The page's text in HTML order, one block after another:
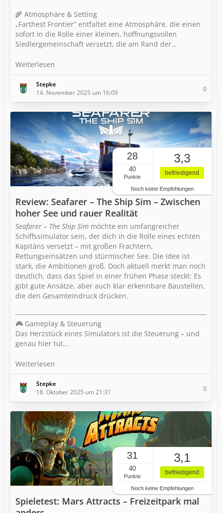
🌾 Atmosphäre & Setting
„Farthest Frontier“ entfaltet eine Atmosphäre, die einen
sofort in die Rolle einer kleinen, hoffnungsvollen
Siedlergemeinschaft versetzt, die am Rand der…
Weiterlesen
Stepke
14. November 2025 um 16:09
0
28
40
Punkte
3,3
befriedigend
Noch keine Empfehlungen
Review: Seafarer – The Ship Sim – Zwischen
hoher See und rauer Realität
Seafarer – The Ship Sim möchte ein umfangreicher
Schiffssimulator sein, der dich in die Rolle eines echten
Kapitäns versetzt – mit großen Frachtern,
Rettungseinsätzen und stürmischer See. Die Idee ist
stark, die Ambitionen groß. Doch aktuell merkt man noch
deutlich, dass das Spiel in einer frühen Phase steckt: Es
gibt gute Ansätze, aber auch klar erkennbare Baustellen,
die den Gesamteindruck drücken.
🎮 Gameplay & Steuerung
Das Herzstück eines Simulators ist die Steuerung – und
genau hier tut…
Weiterlesen
Stepke
18. Oktober 2025 um 21:31
0
31
40
Punkte
3,1
befriedigend
Noch keine Empfehlungen
Spieletest: Mars Attracts – Freizeitpark mal